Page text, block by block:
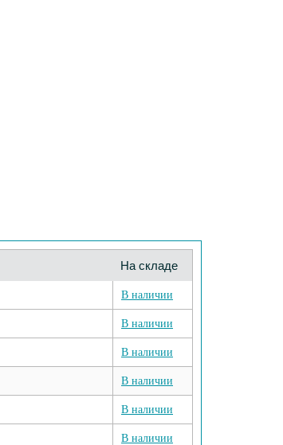
На складе
В наличии
В наличии
В наличии
В наличии
В наличии
В наличии